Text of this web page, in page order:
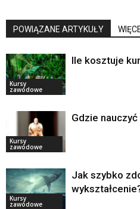
POWIĄZANE ARTYKUŁY
Kursy
zawodowe
Ile kosztuje
Kursy
zawodowe
Gdzie
Kursy
zawodowe
Jak szybko